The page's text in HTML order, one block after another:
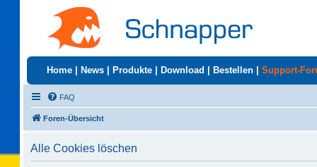
Home News Produkte Download Bestellen Support-
FAQ
Foren-Übersicht
Alle Cookies löschen